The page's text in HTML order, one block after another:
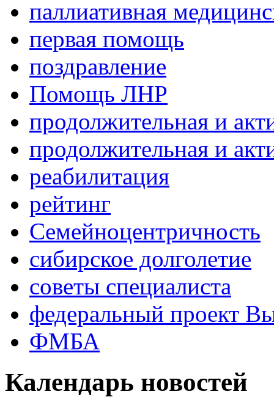
паллиативная
первая помощь
поздравление
Помощь ЛНР
продолжительная и
продолжительная и
реабилитация
рейтинг
Семейноцентричность
сибирское долголетие
советы специалиста
федеральный проект
ФМБА
Календарь новостей